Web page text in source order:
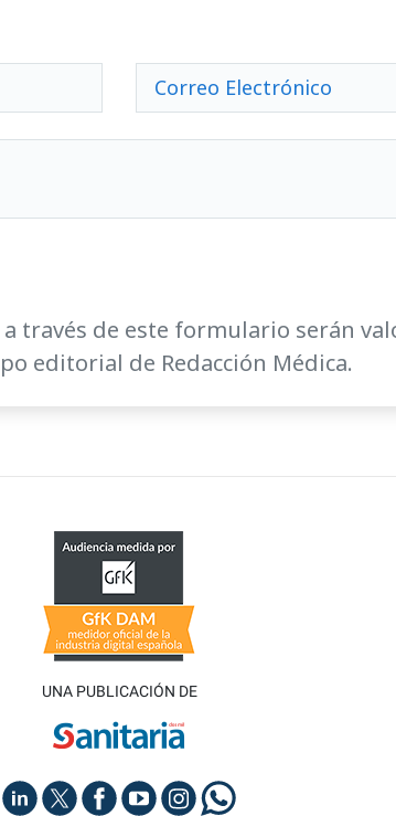
través de este formulario serán
editorial de Redacción Médica.
UNA PUBLICACIÓN DE